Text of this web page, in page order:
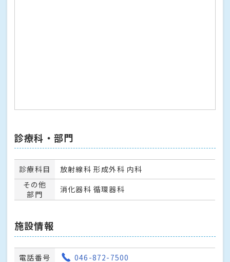
診療科・部門
診療科目
放射線科 形成外科 内科
その他
部門
消化器科 循環器科
施設情報
電話番号 046-872-7500